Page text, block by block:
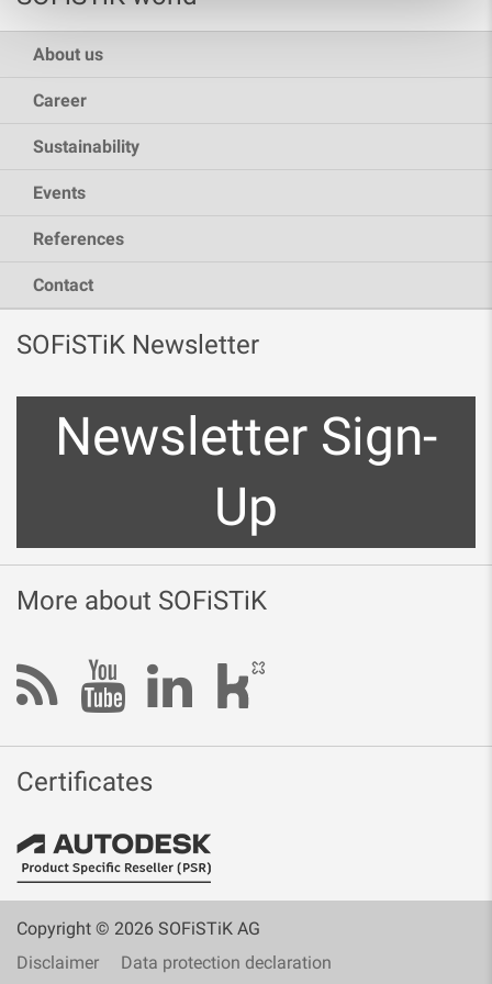
About us
Career
Sustainability
Events
References
Contact
SOFiSTiK Newsletter
Newsletter Sign-
Up
More about SOFiSTiK
Certificates
Copyright © 2026 SOFiSTiK AG
Disclaimer
Data protection declaration